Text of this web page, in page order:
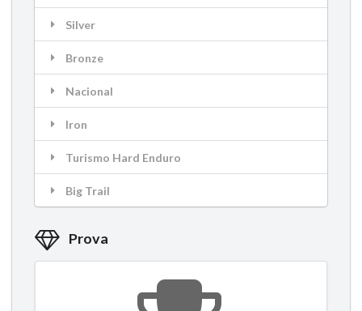
Silver
Bronze
Nacional
Iron
Turismo Hard Enduro
Big Trail
Prova